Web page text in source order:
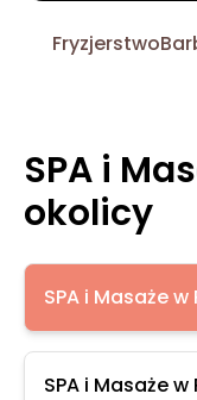
Fryzjerstwo
SPA i
okolicy
SPA i Masaże w
SPA i Masaże w